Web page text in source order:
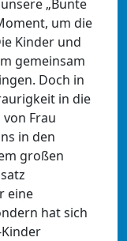
„Bunte
um die
Kinder und
gemeinsam
Doch in
in die
Frau
in den
großen
eine
hat sich